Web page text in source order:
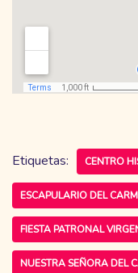
Etiquetas: CENTRO
ESCAPULARIO DEL
FIESTA PATRONAL
NUESTRA SEÑORA DEL